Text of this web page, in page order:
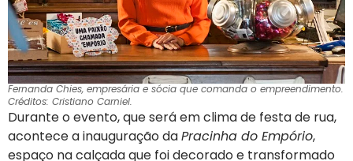
Fernanda Chies, empresária e sócia que comanda o empreendimento.
Créditos: Cristiano Carniel.
Durante o evento, que será em clima de festa de rua,
acontece a inauguração daPracinha do Empório,
espaço na calçada que foi decorado e transformado